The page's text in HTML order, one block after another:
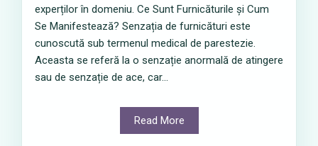
experților în domeniu. Ce Sunt Furnicăturile și Cum
Se Manifestează? Senzația de furnicături este
cunoscută sub termenul medical de parestezie.
Aceasta se referă la o senzație anormală de atingere
sau de senzație de ace, car...
Read More